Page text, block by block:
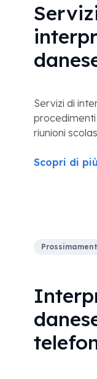
Servizi di
riunioni
Scopri di